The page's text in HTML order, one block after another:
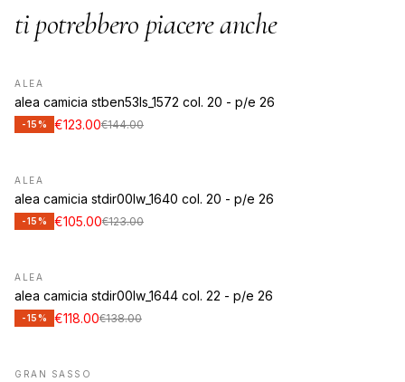
ti potrebbero piacere anche
ALEA
alea camicia stben53ls_1572 col. 20 - p/e 26
-15% €123.00€144.00
ALEA
alea camicia stdir00lw_1640 col. 20 - p/e 26
-15% €105.00€123.00
ALEA
alea camicia stdir00lw_1644 col. 22 - p/e 26
-15% €118.00€138.00
GRAN SASSO